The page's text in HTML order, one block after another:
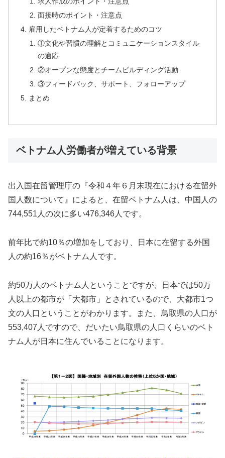
面接時のポイント・注意点
雇用したベトナム人が定着するためのコツ
①文化や習慣の理解とコミュニケーションスタイル
の適応
②オープンな態度とチームビルディング活動
③フィードバック、サポート、フォローアップ
まとめ
ベトナム人労働者が増えている背景
出入国在留管理庁の『令和４年６月末現在における在留外
国人数について』によると、在留ベトナム人は、中国人の
744,551人の次に多い476,346人です。
前年比で約10％の増加をしており、日本に在留する外国
人の約16％がベトナム人です。
約50万人のベトナム人ということですが、日本では50万
人以上の都市が「大都市」とされているので、大都市1つ
文の人口ということがわかります。また、鳥取県の人口が
553,407人ですので、だいたい鳥取県の人口くらいのベト
ナム人が日本に住んでいることになります。